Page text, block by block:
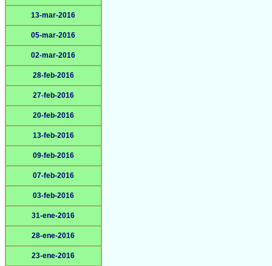
13-mar-2016
05-mar-2016
02-mar-2016
28-feb-2016
27-feb-2016
20-feb-2016
13-feb-2016
09-feb-2016
07-feb-2016
03-feb-2016
31-ene-2016
28-ene-2016
23-ene-2016